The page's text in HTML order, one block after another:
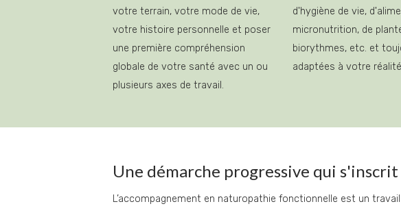
votre terrain, votre mode de vie,
votre histoire personnelle et poser
une première compréhension
globale de votre santé avec un ou
plusieurs axes de travail.
d'hygiène de vie,
micronutrition, de
biorythmes, etc. et
adaptées à votre
Une démarche progressive qui
L’accompagnement en naturopathie fonctionnelle est un